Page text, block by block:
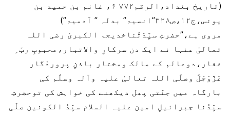
(تاریخ بغداد،الرقم۷۷۲ ۶، غانم بن حمید بن
یونس،ج۱۲،ص۳۲۸”انسیۃ” بدلہ ” آدمیۃ”)
مروی ہے،”حضرتِ سیِّدَتُناخدیجۃ الکبریٰ رضی اللہ
تعالیٰ عنہا نے ایک دن سرکارِ والاتبار،محبوبِ ربّ ِ
غفار،دوعالم کے مالک ومختار باذنِ پروردْگار
عَزَّوَجَلَّ وصلَّی اللہ تعالیٰ علیہ وآلہ وسلَّم کی
بارگاہ میں جنّتی پھل دیکھنے کی خواہش کی توحضرتِ
سیِّدُنا جبرائیلِ امین علیہ السلام سیِّدُ الکونین صلَّی